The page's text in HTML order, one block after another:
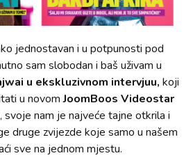
jednostavan i u potpunosti pod
sam slobodan i baš uživam u
u ekskluzivnom intervjuu, koji
u novomJoomBoos Videostar
svoje nam je najveće tajne otkrila i
druge zvijezde koje samo u našem
sve na jednom mjestu.